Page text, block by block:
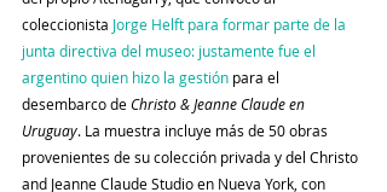
coleccionista Jorge Helft para formar parte de la
junta directiva del museo: justamente fue el
argentino quien hizo la gestión para el
desembarco de Christo & Jeanne Claude en
Uruguay. La muestra incluye más de 50 obras
provenientes de su colección privada y del Christo
and Jeanne Claude Studio en Nueva York, con